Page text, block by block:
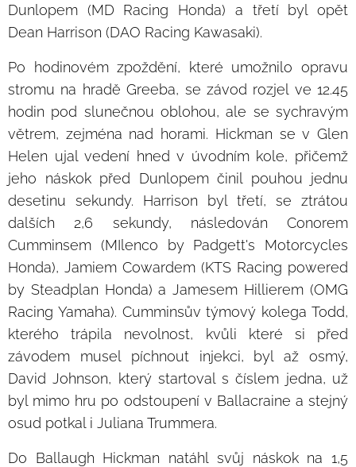
Dunlopem (MD Racing Honda) a třetí byl opět
Dean Harrison (DAO Racing Kawasaki).
Po hodinovém zpoždění, které umožnilo opravu
stromu na hradě Greeba, se závod rozjel ve 12.45
hodin pod slunečnou oblohou, ale se sychravým
větrem, zejména nad horami. Hickman se v Glen
Helen ujal vedení hned v úvodním kole, přičemž
jeho náskok před Dunlopem činil pouhou jednu
desetinu sekundy. Harrison byl třetí, se ztrátou
dalších 2,6 sekundy, následován Conorem
Cumminsem (MIlenco by Padgett's Motorcycles
Honda), Jamiem Cowardem (KTS Racing powered
by Steadplan Honda) a Jamesem Hillierem (OMG
Racing Yamaha). Cumminsův týmový kolega Todd,
kterého trápila nevolnost, kvůli které si před
závodem musel píchnout injekci, byl až osmý,
David Johnson, který startoval s číslem jedna, už
byl mimo hru po odstoupení v Ballacraine a stejný
osud potkal i Juliana Trummera.
Do Ballaugh Hickman natáhl svůj náskok na 1,5